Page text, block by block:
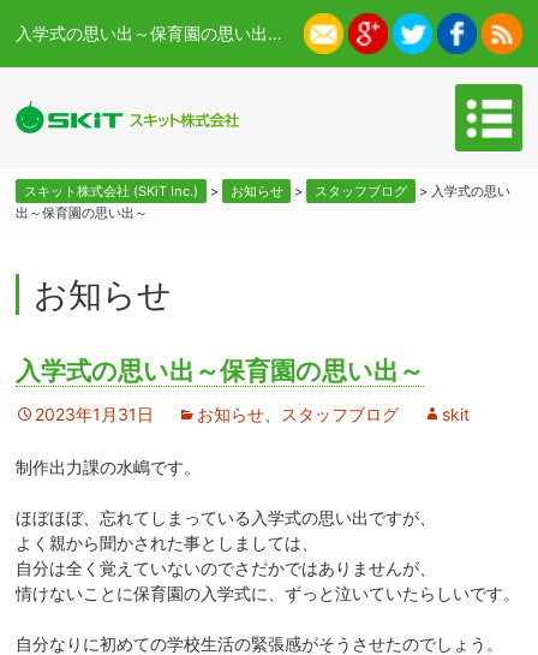
入学式の思い出～保育園の思い出～ - スキット株式会社 (SKiT Inc.)
スキット株式会社 (SKiT Inc.) > お知らせ > スタッフブログ > 入学式の思い
出～保育園の思い出～
お知らせ
入学式の思い出～保育園の思い出～
2023年1月31日 お知らせ スタッフブログ skit
制作出力課の水嶋です。
ほぼほぼ、忘れてしまっている入学式の思い出ですが、
よく親から聞かされた事としましては、
自分は全く覚えていないのでさだかではありませんが、
情けないことに保育園の入学式に、ずっと泣いていたらしいです。
自分なりに初めての学校生活の緊張感がそうさせたのでしょう。